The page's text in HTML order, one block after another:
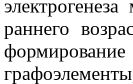
раннего
формирование